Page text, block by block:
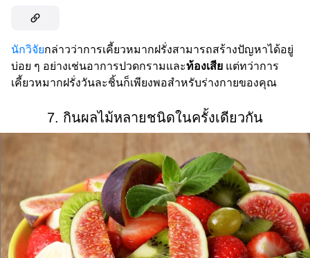
นักวิจัยกล่าวว่าการเคี้ยวหมากฝรั่งสามารถสร้างปัญหาได้อยู่
บ่อย ๆ อย่างเช่นอาการปวดกรามและท้องเสีย แต่ทว่าการ
เคี้ยวหมากฝรั่งวันละชิ้นก็เพียงพอสำหรับร่างกายของคุณ
7. กินผลไม้หลายชนิดในครั้งเดียวกัน